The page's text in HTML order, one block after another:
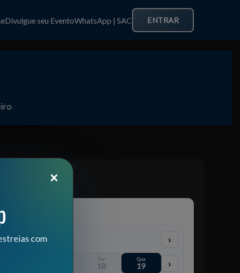
Divulgue seu EventoWhatsApp | SAC ENTRAR
›
Ter
18
Qua
19 ›
×
com